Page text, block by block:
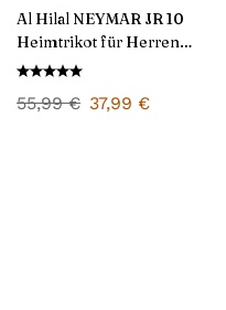
Al Hilal NEYMAR JR 10
Heimtrikot für Herren
2024/25
55,99€ 37,99 €